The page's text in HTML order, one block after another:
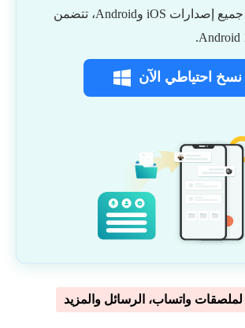
متوافق مع جميع إصدارات iOS وAndroid، تتضمن
نسخ احتياطي الآن
لملصقات واتساب، الرسائل والمزيد